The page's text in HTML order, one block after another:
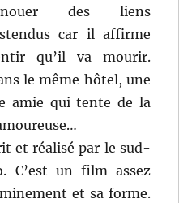
des liens
car il affirme
qu’il va mourir.
le même hôtel, une
amie qui tente de la
et réalisé par le sud-
C’est un film assez
et sa forme.